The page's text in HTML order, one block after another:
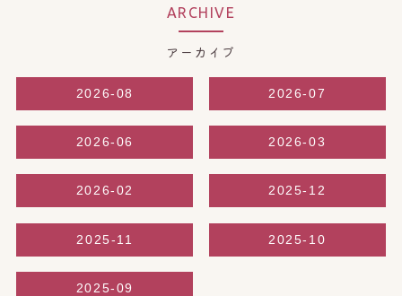
ARCHIVE
アーカイブ
2026-08 2026-07
2026-06 2026-03
2026-02 2025-12
2025-11 2025-10
2025-09